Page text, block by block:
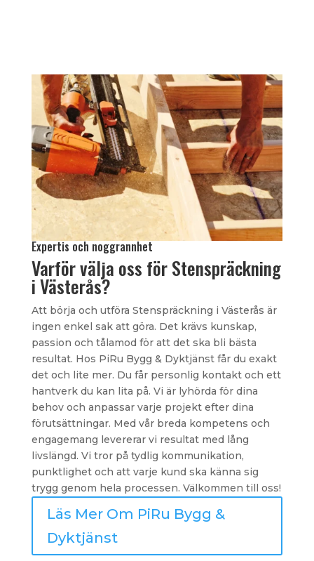
Expertis och noggrannhet
Varför välja oss för Stenspräckning
i Västerås?
Att börja och utföra Stenspräckning i Västerås är
ingen enkel sak att göra. Det krävs kunskap,
passion och tålamod för att det ska bli bästa
resultat. Hos PiRu Bygg & Dyktjänst får du exakt
det och lite mer. Du får personlig kontakt och ett
hantverk du kan lita på. Vi är lyhörda för dina
behov och anpassar varje projekt efter dina
förutsättningar. Med vår breda kompetens och
engagemang levererar vi resultat med lång
livslängd. Vi tror på tydlig kommunikation,
punktlighet och att varje kund ska känna sig
trygg genom hela processen. Välkommen till oss!
Läs Mer Om PiRu Bygg &
Dyktjänst